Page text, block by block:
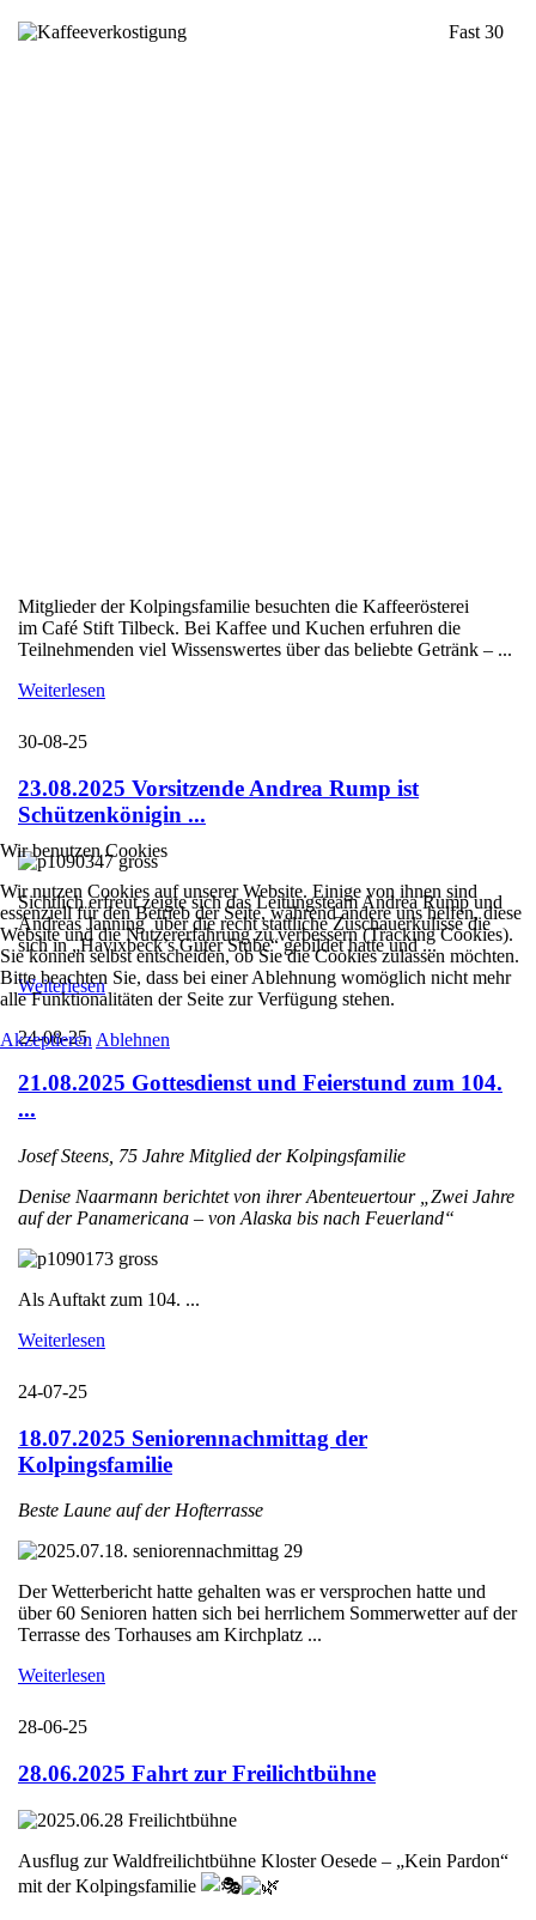
Fast 30
Mitglieder der Kolpingsfamilie besuchten die Kaffeerösterei
im Café Stift Tilbeck. Bei Kaffee und Kuchen erfuhren die
Teilnehmenden viel Wissenswertes über das beliebte Getränk – ...
Weiterlesen
30-08-25
23.08.2025 Vorsitzende Andrea Rump ist
Schützenkönigin ...
Sichtlich erfreut zeigte sich das Leitungsteam Andrea Rump und
Andreas Janning über die recht stattliche Zuschauerkulisse die
sich in „Havixbeck’s Guter Stube“ gebildet hatte und ...
Weiterlesen
24-08-25
21.08.2025 Gottesdienst und Feierstund zum 104.
...
Josef Steens, 75 Jahre Mitglied der Kolpingsfamilie
Denise Naarmann berichtet von ihrer Abenteuertour „Zwei Jahre
auf der Panamericana – von Alaska bis nach Feuerland“
Als Auftakt zum 104. ...
Weiterlesen
24-07-25
18.07.2025 Seniorennachmittag der
Kolpingsfamilie
Beste Laune auf der Hofterrasse
Der Wetterbericht hatte gehalten was er versprochen hatte und
über 60 Senioren hatten sich bei herrlichem Sommerwetter auf der
Terrasse des Torhauses am Kirchplatz ...
Weiterlesen
28-06-25
28.06.2025 Fahrt zur Freilichtbühne
Ausflug zur Waldfreilichtbühne Kloster Oesede – „Kein Pardon“
mit der Kolpingsfamilie
Wir benutzen Cookies
Wir nutzen Cookies auf unserer Website. Einige von ihnen sind
essenziell für den Betrieb der Seite, während andere uns helfen, diese
Website und die Nutzererfahrung zu verbessern (Tracking Cookies).
Sie können selbst entscheiden, ob Sie die Cookies zulassen möchten.
Bitte beachten Sie, dass bei einer Ablehnung womöglich nicht mehr
alle Funktionalitäten der Seite zur Verfügung stehen.
Akzeptieren Ablehnen